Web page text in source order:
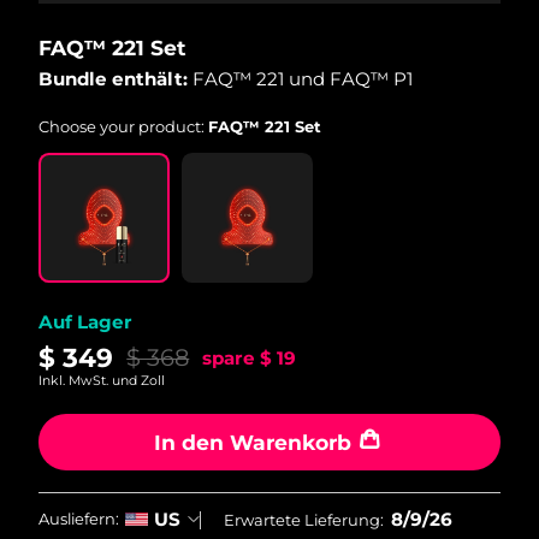
FAQ™ 221 Set
Bundle enthält: FAQ™ 221 und FAQ™ P1
Choose your product: FAQ™ 221 Set
Auf Lager
$ 349 $ 368 spare $ 19
Inkl. MwSt. und Zoll
In den Warenkorb
Ausliefern: US Erwartete Lieferung: 8/9/26
Saudi-Arabien
Slowakei Erwartete Lieferung
Slowenien
Südafrika
Südkorea
Spanien
Schweden Erwartete Lieferung 8/8/26
Schweiz Erwartete Lieferung8/8/26